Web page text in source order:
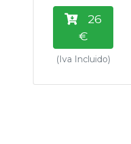
Empresa
Contacto
26
€
(Iva Incluido)